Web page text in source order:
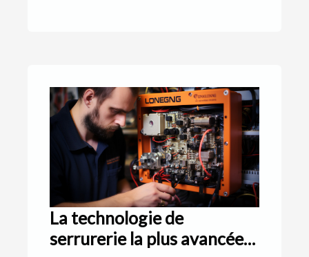
La technologie de
serrurerie la plus avancée